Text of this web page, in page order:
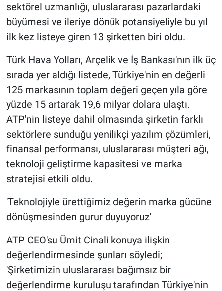
sektörel uzmanlığı, uluslararası pazarlardaki
büyümesi ve ileriye dönük potansiyeliyle bu yıl
ilk kez listeye giren 13 şirketten biri oldu.
Türk Hava Yolları, Arçelik ve İş Bankası'nın ilk üç
sırada yer aldığı listede, Türkiye'nin en değerli
125 markasının toplam değeri geçen yıla göre
yüzde 15 artarak 19,6 milyar dolara ulaştı.
ATP'nin listeye dahil olmasında şirketin farklı
sektörlere sunduğu yenilikçi yazılım çözümleri,
finansal performansı, uluslararası müşteri ağı,
teknoloji geliştirme kapasitesi ve marka
stratejisi etkili oldu.
'Teknolojiyle ürettiğimiz değerin marka gücüne
dönüşmesinden gurur duyuyoruz'
ATP CEO'su Ümit Cinali konuya ilişkin
değerlendirmesinde şunları söyledi;
'Şirketimizin uluslararası bağımsız bir
değerlendirme kuruluşu tarafından Türkiye'nin